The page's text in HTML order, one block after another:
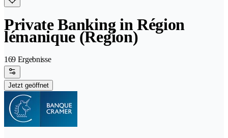
Private Banking in Région
lémanique (Region)
169 Ergebnisse
Jetzt geöffnet